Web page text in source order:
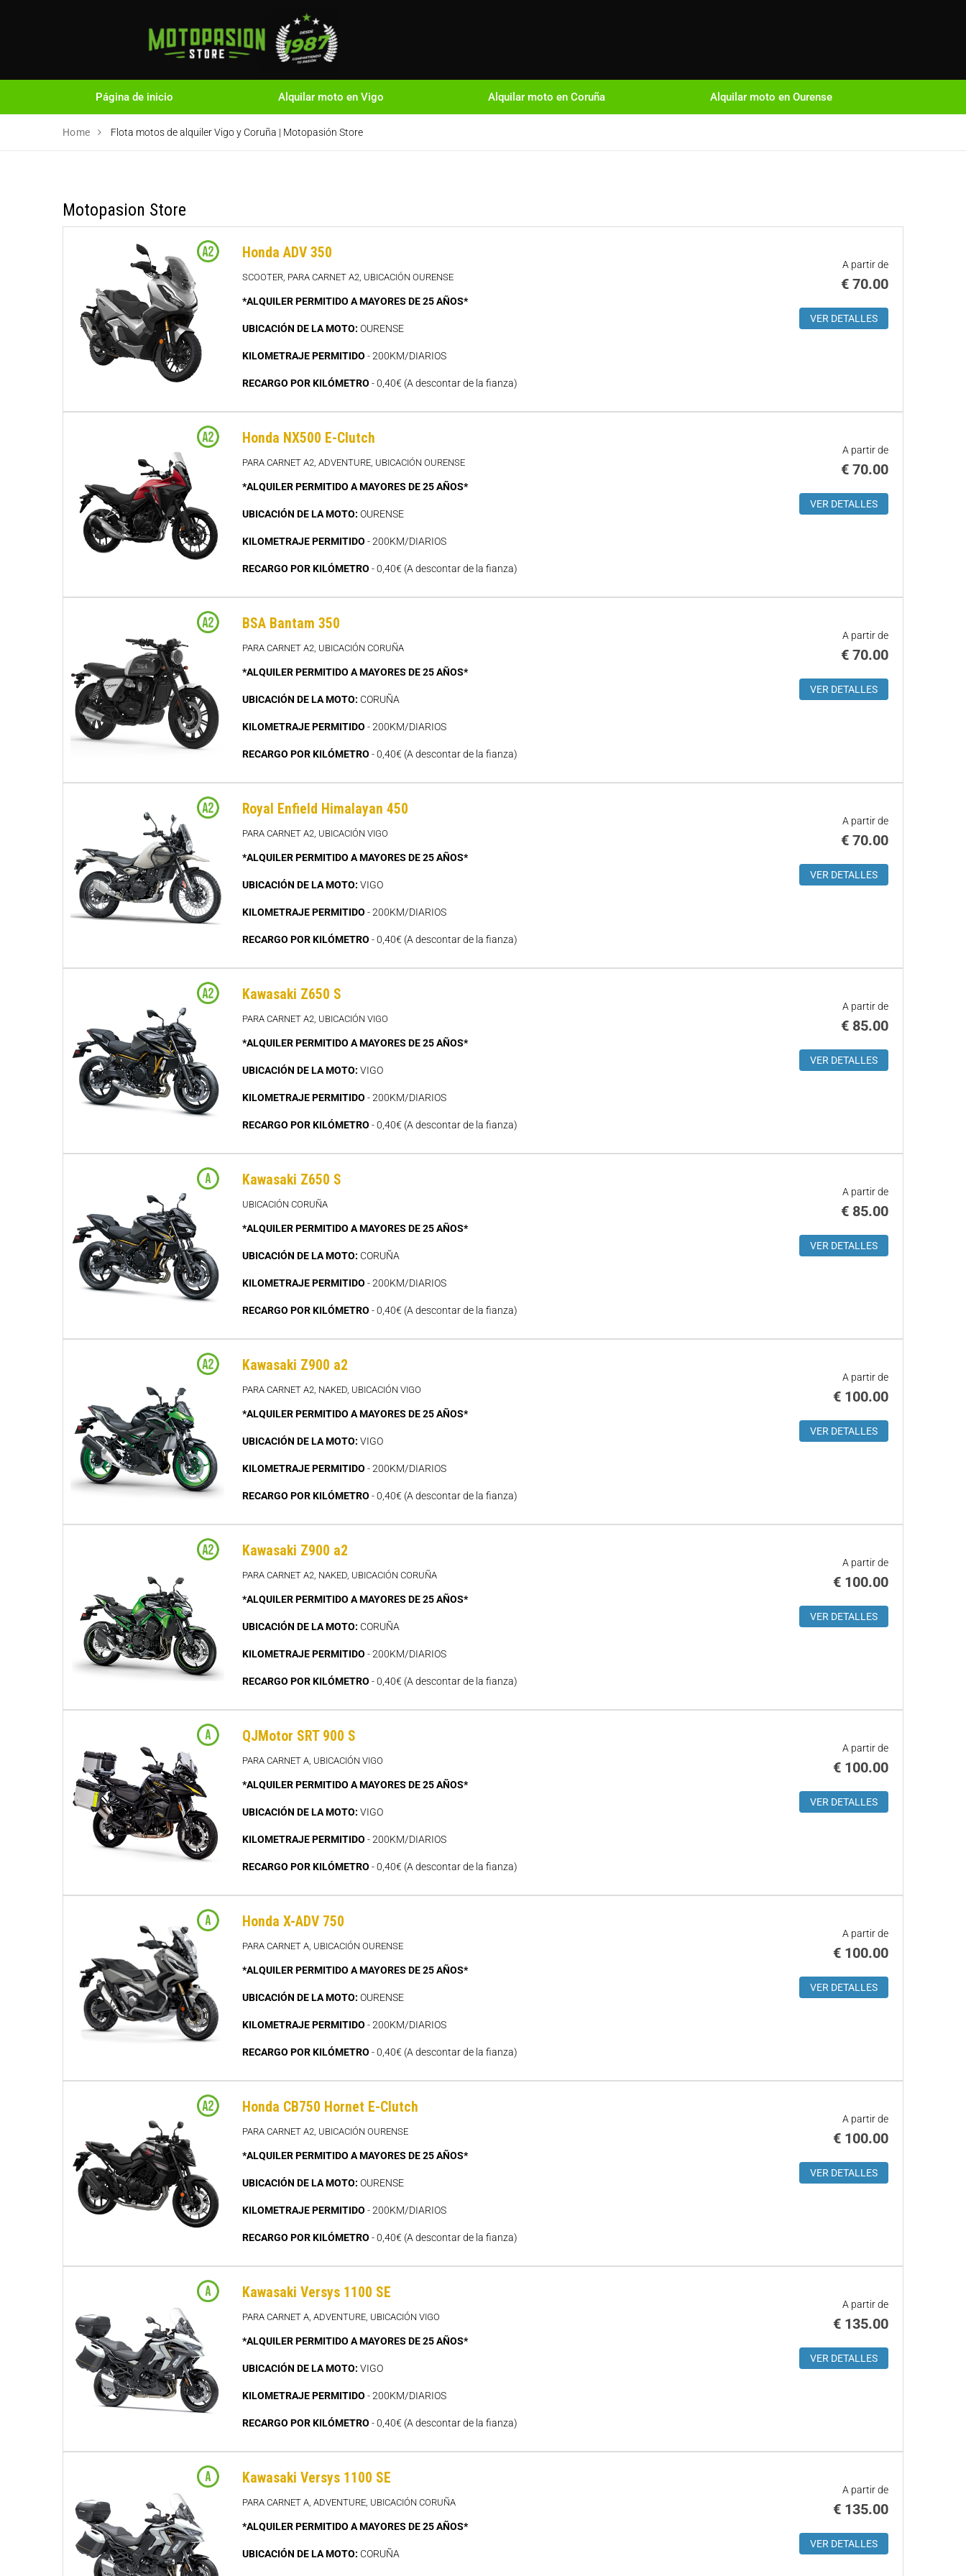
Página de inicio Alquilar moto en Vigo Alquilar moto en Coruña Alquilar moto en Ourense
Home Flota motos de alquiler Vigo y Coruña | Motopasión Store
Motopasion Store
Honda ADV 350
SCOOTER, PARA CARNET A2, UBICACIÓN OURENSE
*ALQUILER PERMITIDO A MAYORES DE 25 AÑOS*
UBICACIÓN DE LA MOTO: OURENSE
KILOMETRAJE PERMITIDO - 200KM/DIARIOS
RECARGO POR KILÓMETRO - 0,40€ (A descontar de la fianza)
A partir de
€ 70.00
VER DETALLES
Honda NX500 E-Clutch
PARA CARNET A2, ADVENTURE, UBICACIÓN OURENSE
*ALQUILER PERMITIDO A MAYORES DE 25 AÑOS*
UBICACIÓN DE LA MOTO: OURENSE
KILOMETRAJE PERMITIDO - 200KM/DIARIOS
RECARGO POR KILÓMETRO - 0,40€ (A descontar de la fianza)
A partir de
€ 70.00
VER DETALLES
BSA Bantam 350
PARA CARNET A2, UBICACIÓN CORUÑA
*ALQUILER PERMITIDO A MAYORES DE 25 AÑOS*
UBICACIÓN DE LA MOTO: CORUÑA
KILOMETRAJE PERMITIDO - 200KM/DIARIOS
RECARGO POR KILÓMETRO - 0,40€ (A descontar de la fianza)
A partir de
€ 70.00
VER DETALLES
Royal Enfield Himalayan 450
PARA CARNET A2, UBICACIÓN VIGO
*ALQUILER PERMITIDO A MAYORES DE 25 AÑOS*
UBICACIÓN DE LA MOTO: VIGO
KILOMETRAJE PERMITIDO - 200KM/DIARIOS
RECARGO POR KILÓMETRO - 0,40€ (A descontar de la fianza)
A partir de
€ 70.00
VER DETALLES
Kawasaki Z650 S
PARA CARNET A2, UBICACIÓN VIGO
*ALQUILER PERMITIDO A MAYORES DE 25 AÑOS*
UBICACIÓN DE LA MOTO: VIGO
KILOMETRAJE PERMITIDO - 200KM/DIARIOS
RECARGO POR KILÓMETRO - 0,40€ (A descontar de la fianza)
A partir de
€ 85.00
VER DETALLES
Kawasaki Z650 S
UBICACIÓN CORUÑA
*ALQUILER PERMITIDO A MAYORES DE 25 AÑOS*
UBICACIÓN DE LA MOTO: CORUÑA
KILOMETRAJE PERMITIDO - 200KM/DIARIOS
RECARGO POR KILÓMETRO - 0,40€ (A descontar de la fianza)
A partir de
€ 85.00
VER DETALLES
Kawasaki Z900 a2
PARA CARNET A2, NAKED, UBICACIÓN VIGO
*ALQUILER PERMITIDO A MAYORES DE 25 AÑOS*
UBICACIÓN DE LA MOTO: VIGO
KILOMETRAJE PERMITIDO - 200KM/DIARIOS
RECARGO POR KILÓMETRO - 0,40€ (A descontar de la fianza)
A partir de
€ 100.00
VER DETALLES
Kawasaki Z900 a2
PARA CARNET A2, NAKED, UBICACIÓN CORUÑA
*ALQUILER PERMITIDO A MAYORES DE 25 AÑOS*
UBICACIÓN DE LA MOTO: CORUÑA
KILOMETRAJE PERMITIDO - 200KM/DIARIOS
RECARGO POR KILÓMETRO - 0,40€ (A descontar de la fianza)
A partir de
€ 100.00
VER DETALLES
QJMotor SRT 900 S
PARA CARNET A, UBICACIÓN VIGO
*ALQUILER PERMITIDO A MAYORES DE 25 AÑOS*
UBICACIÓN DE LA MOTO: VIGO
KILOMETRAJE PERMITIDO - 200KM/DIARIOS
RECARGO POR KILÓMETRO - 0,40€ (A descontar de la fianza)
A partir de
€ 100.00
VER DETALLES
Honda X-ADV 750
PARA CARNET A, UBICACIÓN OURENSE
*ALQUILER PERMITIDO A MAYORES DE 25 AÑOS*
UBICACIÓN DE LA MOTO: OURENSE
KILOMETRAJE PERMITIDO - 200KM/DIARIOS
RECARGO POR KILÓMETRO - 0,40€ (A descontar de la fianza)
A partir de
€ 100.00
VER DETALLES
Honda CB750 Hornet E-Clutch
PARA CARNET A2, UBICACIÓN OURENSE
*ALQUILER PERMITIDO A MAYORES DE 25 AÑOS*
UBICACIÓN DE LA MOTO: OURENSE
KILOMETRAJE PERMITIDO - 200KM/DIARIOS
RECARGO POR KILÓMETRO - 0,40€ (A descontar de la fianza)
A partir de
€ 100.00
VER DETALLES
Kawasaki Versys 1100 SE
PARA CARNET A, ADVENTURE, UBICACIÓN VIGO
*ALQUILER PERMITIDO A MAYORES DE 25 AÑOS*
UBICACIÓN DE LA MOTO: VIGO
KILOMETRAJE PERMITIDO - 200KM/DIARIOS
RECARGO POR KILÓMETRO - 0,40€ (A descontar de la fianza)
A partir de
€ 135.00
VER DETALLES
Kawasaki Versys 1100 SE
PARA CARNET A, ADVENTURE, UBICACIÓN CORUÑA
*ALQUILER PERMITIDO A MAYORES DE 25 AÑOS*
UBICACIÓN DE LA MOTO: CORUÑA
A partir de
€ 135.00
VER DETALLES